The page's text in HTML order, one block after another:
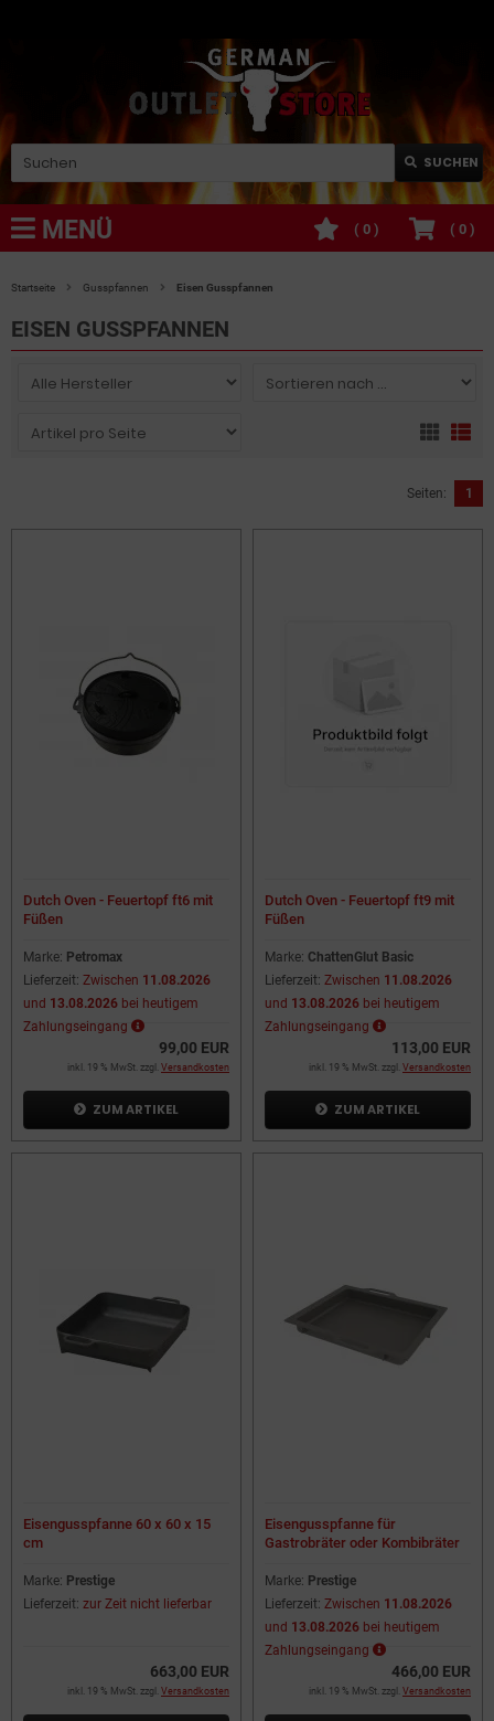
SUCHEN
MENÜ ( 0 )
( 0 )
Startseite Gusspfannen Eisen Gusspfannen
EISEN GUSSPFANNEN
Seiten: 1
Dutch Oven - Feuertopf ft6 mit
Füßen
Marke: Petromax
Lieferzeit: Zwischen 11.08.2026
und 13.08.2026 bei heutigem
Zahlungseingang
99,00 EUR
inkl. 19 % MwSt. zzgl. Versandkosten
ZUM ARTIKEL
Dutch Oven - Feuertopf ft9 mit
Füßen
Marke: ChattenGlut Basic
Lieferzeit: Zwischen 11.08.2026
und 13.08.2026 bei heutigem
Zahlungseingang
113,00 EUR
inkl. 19 % MwSt. zzgl. Versandkosten
ZUM ARTIKEL
Eisengusspfanne 60 x 60 x 15
cm
Marke: Prestige
Lieferzeit: zur Zeit nicht lieferbar
663,00 EUR
inkl. 19 % MwSt. zzgl. Versandkosten
Eisengusspfanne für
Gastrobräter oder Kombibräter
Marke: Prestige
Lieferzeit: Zwischen 11.08.2026
und 13.08.2026 bei heutigem
Zahlungseingang
466,00 EUR
inkl. 19 % MwSt. zzgl. Versandkosten